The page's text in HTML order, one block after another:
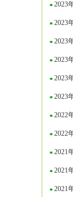
2023
2023
2023
2023
2023
2023
2022
2022
2021
2021
2021